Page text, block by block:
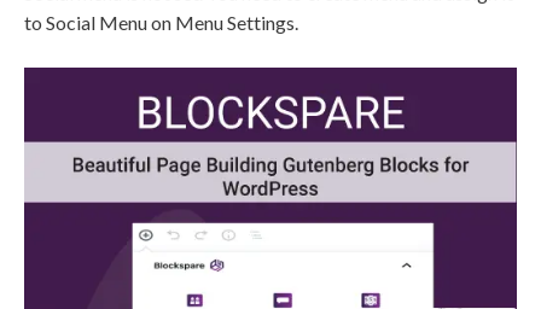
to Social Menu on Menu Settings.